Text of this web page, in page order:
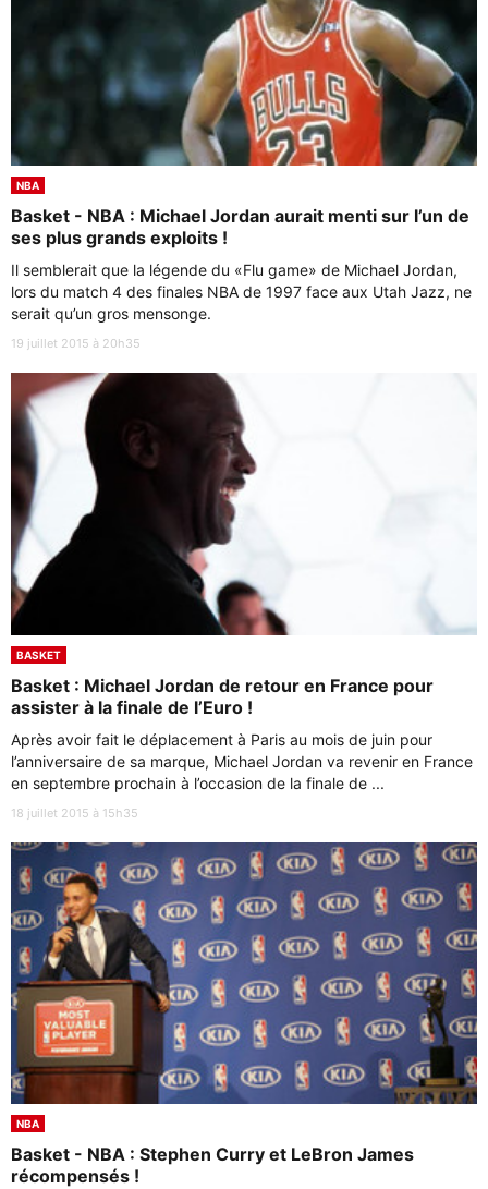
NBA
Basket - NBA : Michael Jordan aurait menti sur l’un de
ses plus grands exploits !
Il semblerait que la légende du «Flu game» de Michael Jordan,
lors du match 4 des finales NBA de 1997 face aux Utah Jazz, ne
serait qu’un gros mensonge.
19 juillet 2015 à 20h35
BASKET
Basket : Michael Jordan de retour en France pour
assister à la finale de l’Euro !
Après avoir fait le déplacement à Paris au mois de juin pour
l’anniversaire de sa marque, Michael Jordan va revenir en France
en septembre prochain à l’occasion de la finale de ...
18 juillet 2015 à 15h35
NBA
Basket - NBA : Stephen Curry et LeBron James
récompensés !